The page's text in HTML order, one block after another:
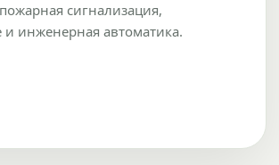
сигнализация,
инженерная автоматика.